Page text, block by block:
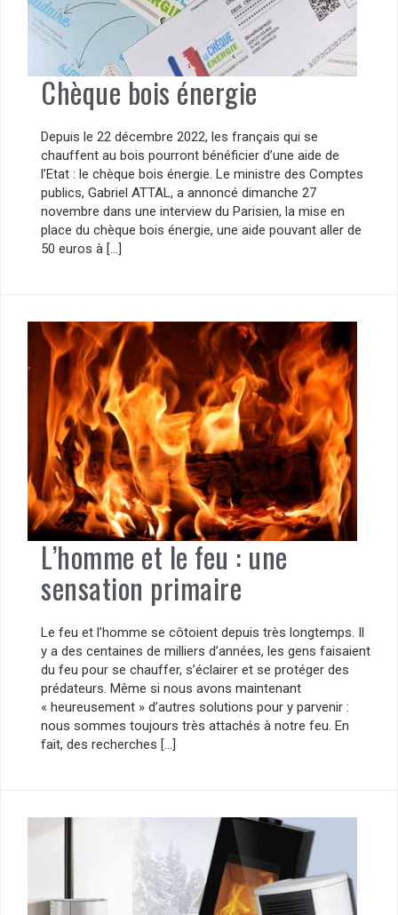
Chèque bois énergie
Depuis le 22 décembre 2022, les français qui se
chauffent au bois pourront bénéficier d’une aide de
l’Etat : le chèque bois énergie. Le ministre des Comptes
publics, Gabriel ATTAL, a annoncé dimanche 27
novembre dans une interview du Parisien, la mise en
place du chèque bois énergie, une aide pouvant aller de
50 euros à […]
L’homme et le feu : une
sensation primaire
Le feu et l’homme se côtoient depuis très longtemps. Il
y a des centaines de milliers d’années, les gens faisaient
du feu pour se chauffer, s’éclairer et se protéger des
prédateurs. Même si nous avons maintenant
« heureusement » d’autres solutions pour y parvenir :
nous sommes toujours très attachés à notre feu. En
fait, des recherches […]